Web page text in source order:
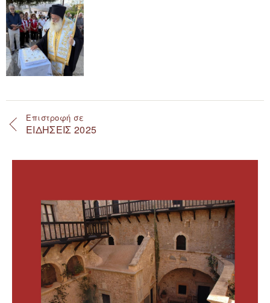
Επιστροφή σε
ΕΙΔΗΣΕΙΣ 2025